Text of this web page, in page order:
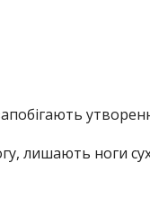
лишають ноги